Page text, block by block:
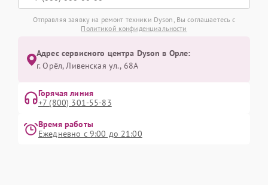
Отправляя заявку на ремонт техники Dyson, Вы соглашаетесь с
Политикой конфиденциальности
Адрес сервисного центра Dyson в Орле:
г. Орёл, Ливенская ул., 68А
Горячая линия
+7 (800) 301-55-83
Время работы
Ежедневно с 9:00 до 21:00